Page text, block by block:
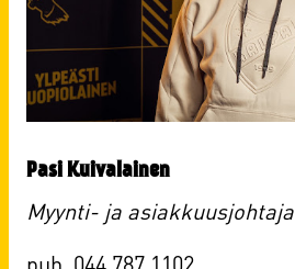
Pasi Kuivalainen
Myynti- ja asiakkuusjohtaja
puh. 044 787 1102​​​​​​​